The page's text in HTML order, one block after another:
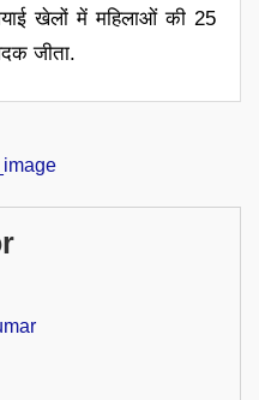
खेलों में महिलाओं की 25
जीता.